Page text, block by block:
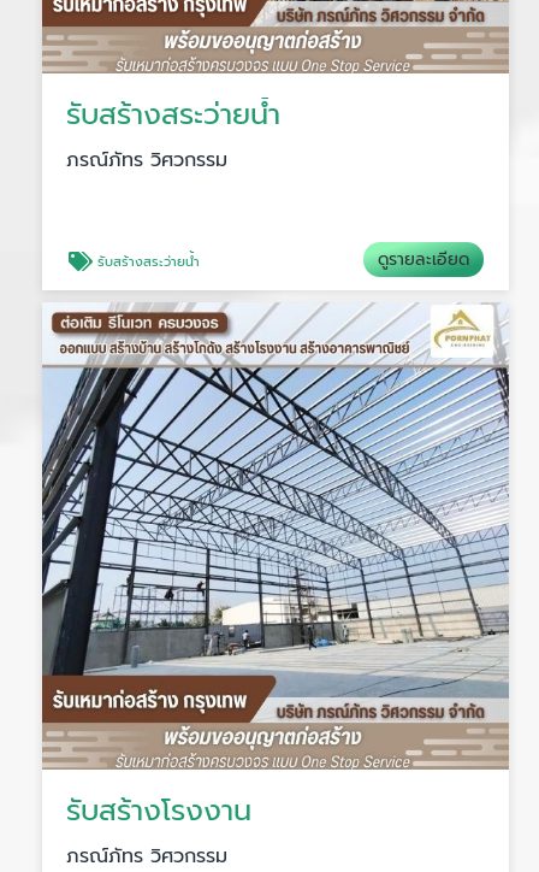
รับสร้างสระว่ายน้ำ
ภรณ์ภัทร วิศวกรรม
รับสร้างสระว่ายน้ำ ดูรายละเอียด
รับสร้างโรงงาน
ภรณ์ภัทร วิศวกรรม